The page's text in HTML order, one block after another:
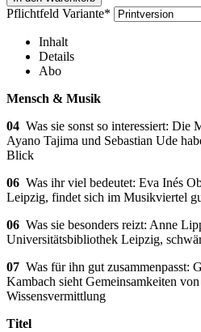
Pflichtfeld Variante*
Inhalt
Details
Abo
Mensch & Musik
04 Was sie sonst so interessiert: Die
Ayano Tajima und Sebastian Ude
Blick
06 Was ihr viel bedeutet: Eva Inés
Leipzig, findet sich im Musikviertel
06 Was sie besonders reizt: Anne
Universitätsbibliothek Leipzig,
07 Was für ihn gut zusammenpasst:
Kambach sieht Gemeinsamkeiten
Wissensvermittlung
Titel